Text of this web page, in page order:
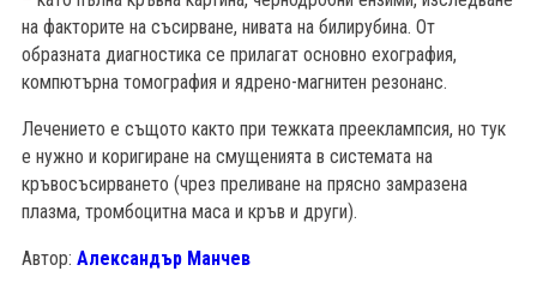
на факторите на съсирване, нивата на билирубина. От
образната диагностика се прилагат основно ехография,
компютърна томография и ядрено-магнитен резонанс.
Лечението е същото както при тежката прееклампсия, но тук
е нужно и коригиране на смущенията в системата на
кръвосъсирването (чрез преливане на прясно замразена
плазма, тромбоцитна маса и кръв и други).
Автор: Александър Манчев